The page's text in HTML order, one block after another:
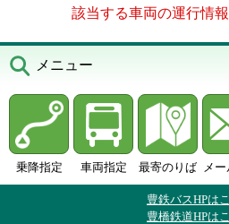
該当する車両の運行情報
メニュー
乗降指定 車両指定 最寄のりば メ
豊鉄バスHPは
豊橋鉄道HPは